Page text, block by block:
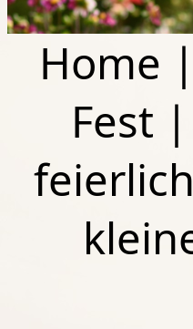
Home |
Fest |
feierlich